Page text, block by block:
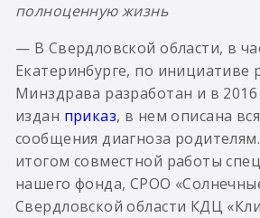
полноценную жизнь
— В Свердловской области, в
Екатеринбурге, по инициативе
Минздрава разработан и в 2016
издан приказ, в нем описана
сообщения диагноза
итогом совместной работы
нашего фонда, СРОО
Свердловской области КДЦ